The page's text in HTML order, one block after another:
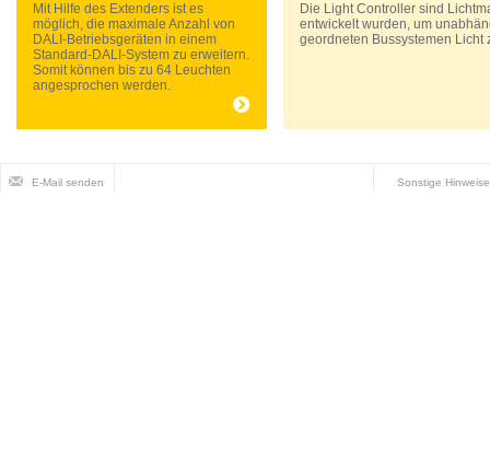
Mit Hilfe des Extenders ist es
möglich, die maximale Anzahl von
DALI-Betriebsgeräten in einem
Standard-DALI-System zu erweitern.
Somit können bis zu 64 Leuchten
angesprochen werden.
Die Light Controller sind
entwickelt wurden, um
geordneten Bussystemen Licht
E-Mail senden Sonstige Hinweise